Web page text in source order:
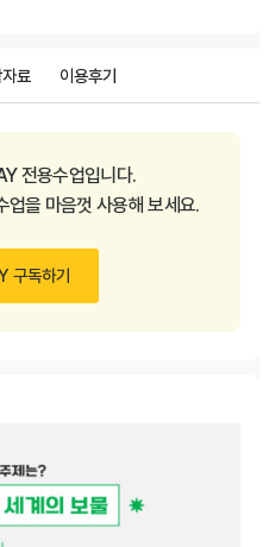
료 이용후기
전용수업입니다.
을 마음껏 사용해 보세요.
구독하기